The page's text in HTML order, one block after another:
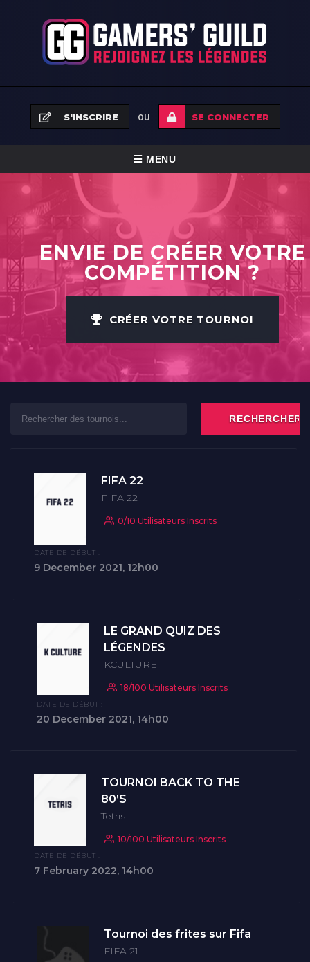
S'INSCRIRE OU SE CONNECTER
BASCULER
MENU
ACCUEIL
ÉQUIPES
TOURNOIS
FAQ
NEWS
À PROPOS
ENVIE DE CRÉER VOTRE
COMPÉTITION ?
CRÉER VOTRE TOURNOI
FIFA 22
FIFA 22
0/10 Utilisateurs Inscrits
DATE DE DÉBUT :
9 December 2021, 12h00
LE GRAND QUIZ DES
LÉGENDES
KCULTURE
18/100 Utilisateurs Inscrits
DATE DE DÉBUT :
20 December 2021, 14h00
TOURNOI BACK TO THE
80’S
Tetris
10/100 Utilisateurs Inscrits
DATE DE DÉBUT :
7 February 2022, 14h00
Tournoi des frites sur Fifa
FIFA 21